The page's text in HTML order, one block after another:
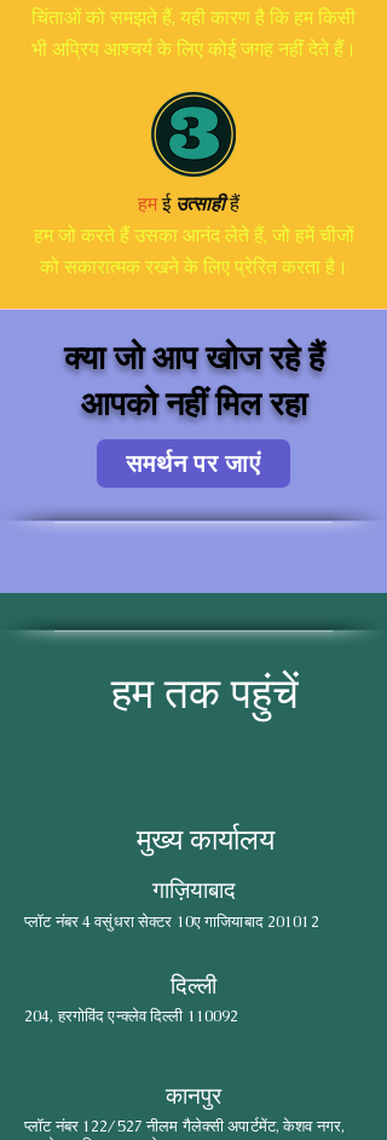
चिंताओं को समझते हैं, यही कारण है कि हम किसी
भी अप्रिय आश्चर्य के लिए कोई जगह नहीं देते हैं।
हमई उत्साहीहैं
हम जो करते हैं उसका आनंद लेते हैं, जो हमें चीजों
को सकारात्मक रखने के लिए प्रेरित करता है।
क्या जो आप खोज रहे हैं
आपको नहीं मिल रहा
समर्थन पर जाएं
हम तक पहुंचें
मुख्य कार्यालय
गाज़ियाबाद
प्लॉट नंबर 4 वसुंधरा सेक्टर 10ए गाजियाबाद 201012
दिल्ली
204, हरगोविंद एन्क्लेव दिल्ली 110092
कानपुर
प्लॉट नंबर 122/527 नीलम गैलेक्सी अपार्टमेंट, केशव नगर,